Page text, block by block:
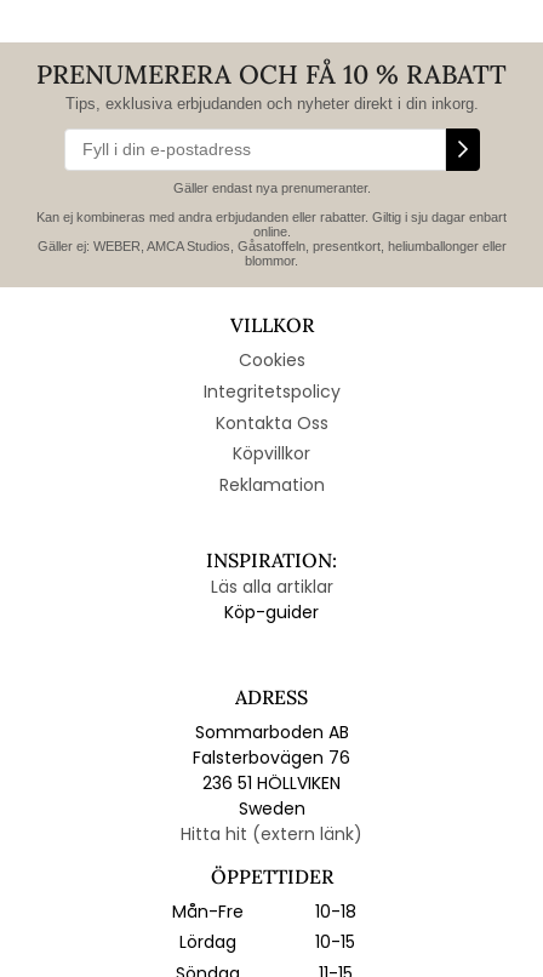
PRENUMERERA OCH FÅ 10 % RABATT
Tips, exklusiva erbjudanden och nyheter direkt i din inkorg.
Gäller endast nya prenumeranter.
Kan ej kombineras med andra erbjudanden eller rabatter. Giltig i sju dagar enbart
online.
Gäller ej: WEBER, AMCA Studios, Gåsatoffeln, presentkort, heliumballonger eller
blommor.
VILLKOR
Cookies
Integritetspolicy
Kontakta Oss
Köpvillkor
Reklamation
INSPIRATION:
Läs alla artiklar
Köp-guider
ADRESS
Sommarboden AB
Falsterbovägen 76
236 51 HÖLLVIKEN
Sweden
Hitta hit (extern länk)
ÖPPETTIDER
Mån-Fre
10-18
Lördag
10-15